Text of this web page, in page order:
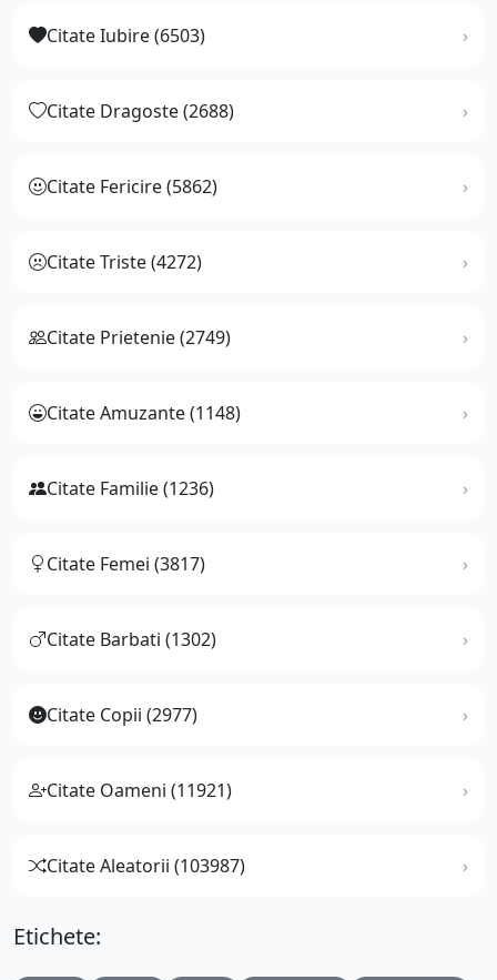
Citate Iubire (6503)
Citate Dragoste (2688)
Citate Fericire (5862)
Citate Triste (4272)
Citate Prietenie (2749)
Citate Amuzante (1148)
Citate Familie (1236)
Citate Femei (3817)
Citate Barbati (1302)
Citate Copii (2977)
Citate Oameni (11921)
Citate Aleatorii (103987)
Etichete: